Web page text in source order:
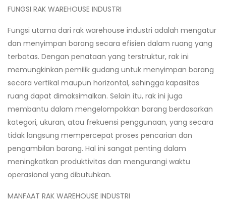
FUNGSI RAK WAREHOUSE INDUSTRI
Fungsi utama dari rak warehouse industri adalah mengatur
dan menyimpan barang secara efisien dalam ruang yang
terbatas. Dengan penataan yang terstruktur, rak ini
memungkinkan pemilik gudang untuk menyimpan barang
secara vertikal maupun horizontal, sehingga kapasitas
ruang dapat dimaksimalkan. Selain itu, rak ini juga
membantu dalam mengelompokkan barang berdasarkan
kategori, ukuran, atau frekuensi penggunaan, yang secara
tidak langsung mempercepat proses pencarian dan
pengambilan barang. Hal ini sangat penting dalam
meningkatkan produktivitas dan mengurangi waktu
operasional yang dibutuhkan.
MANFAAT RAK WAREHOUSE INDUSTRI